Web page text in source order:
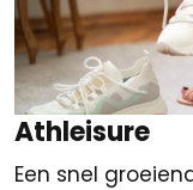
Athleisure
Een snel